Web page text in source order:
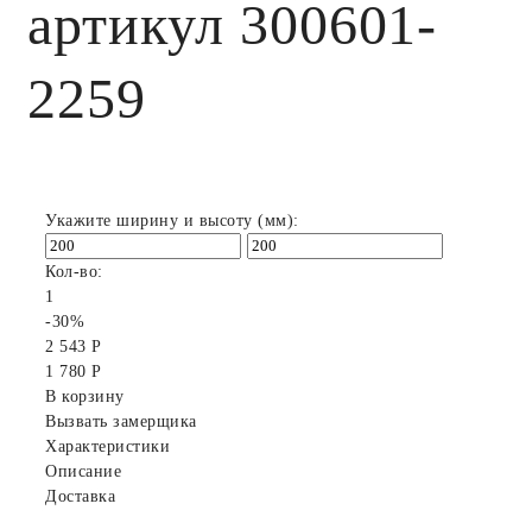
артикул 300601-
2259
Укажите ширину и высоту (мм):
Кол-во:
1
-30%
2 543 Р
1 780 Р
В корзину
Вызвать замерщика
Характеристики
Описание
Доставка